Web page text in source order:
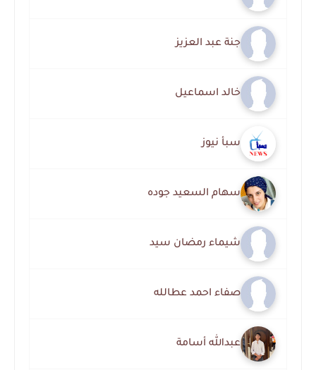
جنة عبد العزيز
خالد اسماعيل
سبأ نيوز
سهام السعيد جوده
شيماء رمضان سيد
صفاء احمد عطالله
عبدالله أسامة